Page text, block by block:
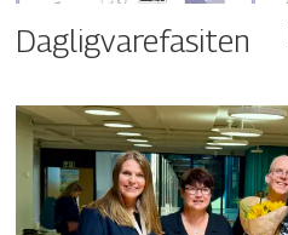
Dagligvarefasiten